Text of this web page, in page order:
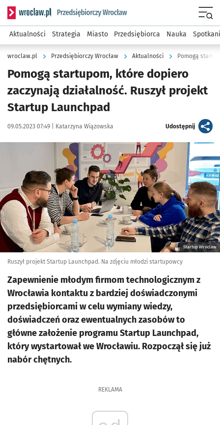
Serwis informacyjny wroclaw.pl podserwis: Strategia
Aktualności Strategia Miasto Przedsiębiorca Nauka
wroclaw.pl Przedsiębiorczy Wrocław Aktualności
Pomogą startupom, które dopiero
zaczynają działalność. Ruszył projekt
Startup Launchpad
Data publikacji:
09.05.2023 07:49 | Autor:
Katarzyna Wiązowska Udostępnijartykuł
Kliknij, aby powiększyć
Startup Wroclaw
Ruszył projekt Startup Launchpad. Na zdjęciu młodzi startupowcy
Zapewnienie młodym firmom technologicznym z
Wrocławia kontaktu z bardziej doświadczonymi
przedsiębiorcami w celu wymiany wiedzy,
doświadczeń oraz ewentualnych zasobów to
główne założenie programu Startup Launchpad,
który wystartował we Wrocławiu. Rozpoczął się już
nabór chętnych.
REKLAMA